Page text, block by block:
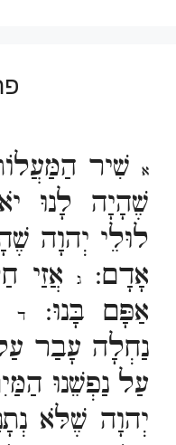
א
שִׁיר
שֶׁהָיָה לָנוּ
לוּלֵי יְהוָה
אָדָם:ג
אֲזַי
אַפָּם בָּנוּ:
ד
נַחְלָה עָבַר
עַל נַפְשֵׁנוּ
יְהוָה שֶׁלֹּא